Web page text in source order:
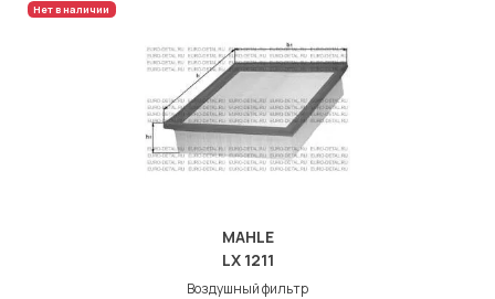
Нет в наличии
MAHLE
LX 1211
Воздушный фильтр